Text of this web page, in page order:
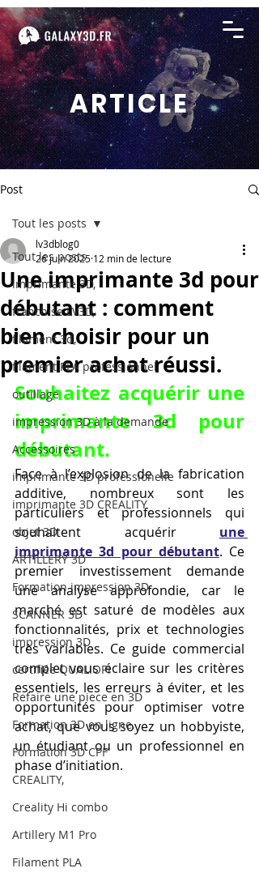
ARTICLE
Post
Tout les posts
imprimante 3D,
franchise LV3D,
filament 3d,
filament PLA professionnel
outillage
impression 3D à la demande
Accessoires
imprimante 3D professionelle
imprimante 3D CREALITY
objet 3D
ARTILLERY 3D
Formation impression 3D
SCANNER 3D
impression 3D
certifiée QUALIOPI
Refaire une piece en 3D
Formation 3D en ligne.
Formation 3D CPF
CREALITY,
Creality Hi combo
Artillery M1 Pro
Filament PLA
Tout les posts
Une imprimante 3d pour
débutant : comment
bien choisir pour un
premier achat réussi.
lv3dblog0
26 juin 2025 12 min de lecture
Souhaitez acquérir une
imprimante 3d pour
débutant.
Face à l’explosion de la fabrication
additive, nombreux sont les
particuliers et professionnels qui
souhaitent acquérir une
imprimante 3d pour débutant. Ce
premier investissement demande
une analyse approfondie, car le
marché est saturé de modèles aux
fonctionnalités, prix et technologies
très variables. Ce guide commercial
complet vous éclaire sur les critères
essentiels, les erreurs à éviter, et les
opportunités pour optimiser votre
achat, que vous soyez un hobbyiste,
un étudiant ou un professionnel en
phase d’initiation.